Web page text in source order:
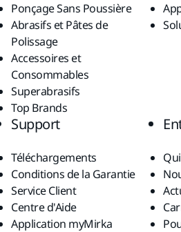
Ponçage Sans Poussière
Abrasifs et Pâtes de
Polissage
Accessoires et
Consommables
Superabrasifs
Top Brands
Support
Téléchargements
Conditions de la Garantie
Service Client
Centre d'Aide
Application myMirka